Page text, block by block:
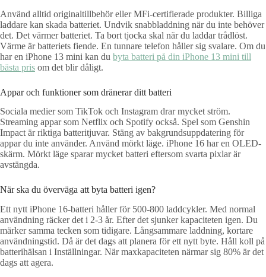
Använd alltid originaltillbehör eller MFi-certifierade produkter. Billiga
laddare kan skada batteriet. Undvik snabbladdning när du inte behöver
det. Det värmer batteriet. Ta bort tjocka skal när du laddar trådlöst.
Värme är batteriets fiende. En tunnare telefon håller sig svalare. Om du
har en iPhone 13 mini kan du byta batteri på din iPhone 13 mini till
bästa pris om det blir dåligt.
Appar och funktioner som dränerar ditt batteri
Sociala medier som TikTok och Instagram drar mycket ström.
Streaming appar som Netflix och Spotify också. Spel som Genshin
Impact är riktiga batteritjuvar. Stäng av bakgrundsuppdatering för
appar du inte använder. Använd mörkt läge. iPhone 16 har en OLED-
skärm. Mörkt läge sparar mycket batteri eftersom svarta pixlar är
avstängda.
När ska du överväga att byta batteri igen?
Ett nytt iPhone 16-batteri håller för 500-800 laddcykler. Med normal
användning räcker det i 2-3 år. Efter det sjunker kapaciteten igen. Du
märker samma tecken som tidigare. Långsammare laddning, kortare
användningstid. Då är det dags att planera för ett nytt byte. Håll koll på
batterihälsan i Inställningar. När maxkapaciteten närmar sig 80% är det
dags att agera.